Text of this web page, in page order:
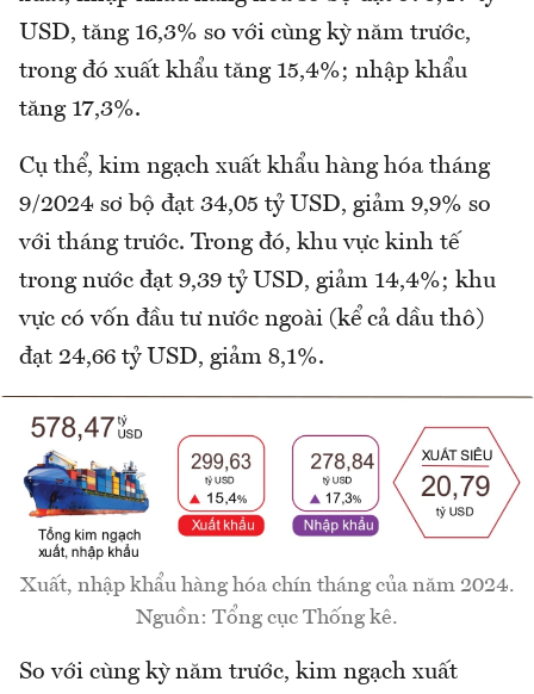
USD, tăng 16,3% so với cùng kỳ năm trước,
trong đó xuất khẩu tăng 15,4%; nhập khẩu
tăng 17,3%.
Cụ thể, kim ngạch xuất khẩu hàng hóa tháng
9/2024 sơ bộ đạt 34,05 tỷ USD, giảm 9,9% so
với tháng trước. Trong đó, khu vực kinh tế
trong nước đạt 9,39 tỷ USD, giảm 14,4%; khu
vực có vốn đầu tư nước ngoài (kể cả dầu thô)
đạt 24,66 tỷ USD, giảm 8,1%.
Xuất, nhập khẩu hàng hóa chín tháng của năm 2024.
Nguồn: Tổng cục Thống kê.
So với cùng kỳ năm trước, kim ngạch xuất